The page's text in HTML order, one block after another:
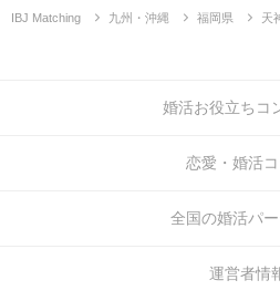
IBJ Matching 九州・沖縄 福岡県 天
婚活お役立ちコ
恋愛・婚活
全国の婚活パ
運営者情